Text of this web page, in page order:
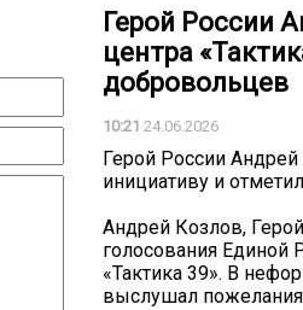
Герой России
центра
добровольцев
10:21 24.06.2026
Герой России Андрей
инициативу и
Андрей Козлов,
голосования Единой
«Тактика 39». В
выслушал